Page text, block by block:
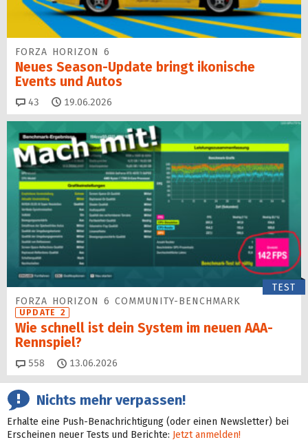
FORZA HORIZON 6
Neues Season-Update bringt ikonische
Events und Autos
43 Kommentare
19.06.2026
TEST
FORZA HORIZON 6 COMMUNITY-BENCHMARK
UPDATE 2
Wie schnell ist dein System im neuen AAA-
Rennspiel?
558 Kommentare
13.06.2026
Nichts mehr verpassen!
Erhalte eine Push-Benachrichtigung (oder einen Newsletter) bei
Erscheinen neuer Tests und Berichte: Jetzt anmelden!